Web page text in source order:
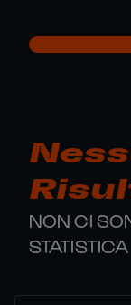
NON CI
STATISTICA